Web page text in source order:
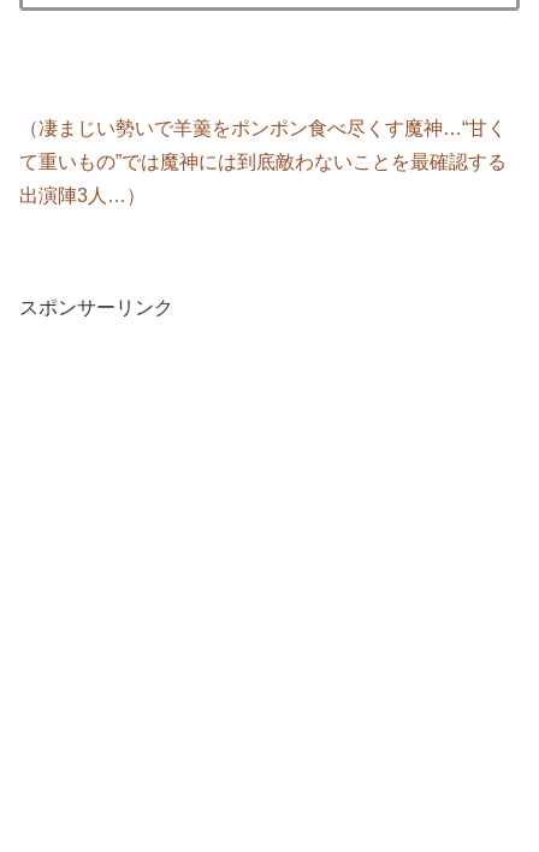
（凄まじい勢いで羊羹をポンポン食べ尽くす魔神…“甘く
て重いもの”では魔神には到底敵わないことを最確認する
出演陣3人…）
スポンサーリンク